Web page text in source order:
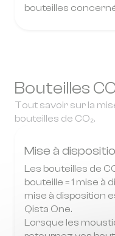
bouteilles
Bouteilles
Tout savoir sur la
bouteilles de CO₂.
Mise à
Les bouteilles de
bouteille = 1 mise à
mise à disposition
Qista One.
Lorsque les